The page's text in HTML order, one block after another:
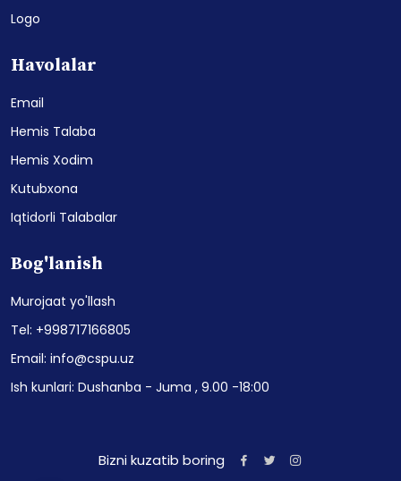
Logo
Havolalar
Email
Hemis Talaba
Hemis Xodim
Kutubxona
Iqtidorli Talabalar
Bog'lanish
Murojaat yo'llash
Tel: +998717166805
Email: info@cspu.uz
Ish kunlari: Dushanba - Juma , 9.00 -18:00
Bizni kuzatib boring